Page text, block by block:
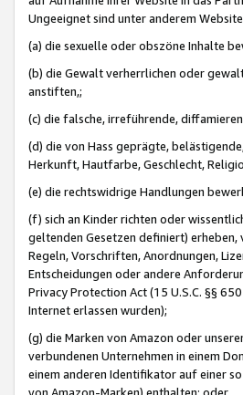
Ungeeignet sind unter anderem
(a) die sexuelle oder obszöne Inhalte
(b) die Gewalt verherrlichen oder
anstiften,;
(c) die falsche, irreführende,
(d) die von Hass geprägte,
Herkunft, Hautfarbe, Geschlecht,
(e) die rechtswidrige Handlungen
(f) sich an Kinder richten oder
geltenden Gesetzen definiert)
Regeln, Vorschriften, Anordnungen,
Entscheidungen oder andere
Privacy Protection Act (15 U.S.C. §§
Internet erlassen wurden);
(g) die Marken von Amazon oder
verbundenen Unternehmen in einem
einem anderen Identifikator auf einer
von Amazon-Marken) enthalten; oder